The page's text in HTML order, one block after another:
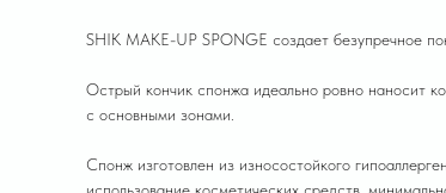
SHIK MAKE-UP SPONGE создает безупречное
Острый кончик спонжа идеально ровно наносит
с основными зонами.
Спонж изготовлен из износостойкого